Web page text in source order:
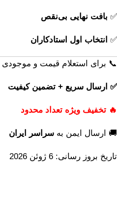
✅ بافت نهایی بی‌نقص
✅ انتخاب اول استادکاران
📞 برای استعلام قیمت و موجودی
✅ ارسال سریع + تضمین کیفیت
🔥 تخفیف ویژه تعداد محدود
🚚 ارسال ایمن به سراسر ایران
تاریخ بروز رسانی: 6 ژوئن 2026